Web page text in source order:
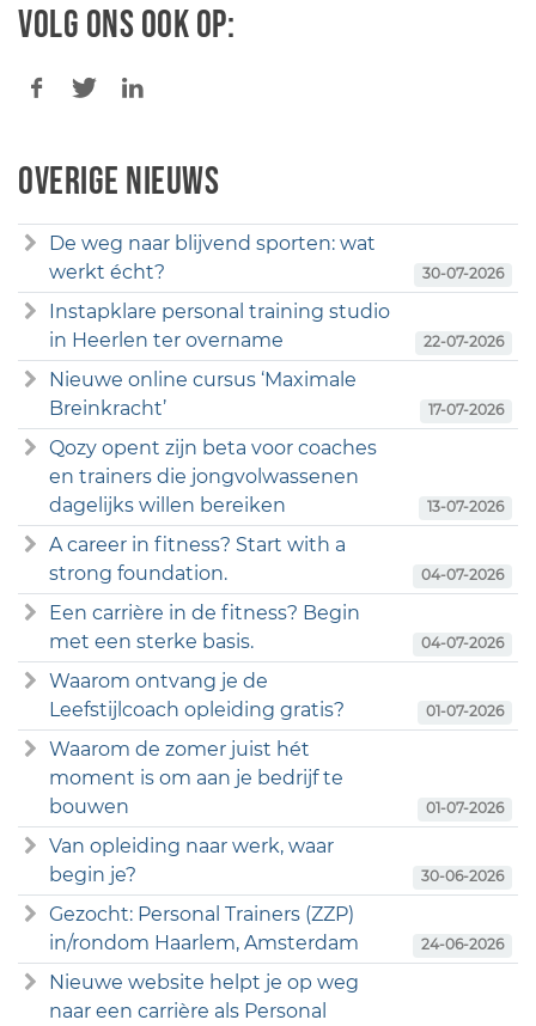
Volg ons ook op:
Overige nieuws
De weg naar blijvend sporten: wat
werkt écht?
30-07-2026
Instapklare personal training studio
in Heerlen ter overname
22-07-2026
Nieuwe online cursus ‘Maximale
Breinkracht’
17-07-2026
Qozy opent zijn beta voor coaches
en trainers die jongvolwassenen
dagelijks willen bereiken
13-07-2026
A career in fitness? Start with a
strong foundation.
04-07-2026
Een carrière in de fitness? Begin
met een sterke basis.
04-07-2026
Waarom ontvang je de
Leefstijlcoach opleiding gratis?
01-07-2026
Waarom de zomer juist hét
moment is om aan je bedrijf te
bouwen
01-07-2026
Van opleiding naar werk, waar
begin je?
30-06-2026
Gezocht: Personal Trainers (ZZP)
in/rondom Haarlem, Amsterdam
24-06-2026
Nieuwe website helpt je op weg
naar een carrière als Personal